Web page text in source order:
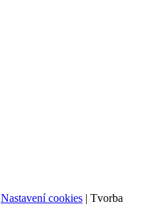
Nastavení cookies | Tvorba